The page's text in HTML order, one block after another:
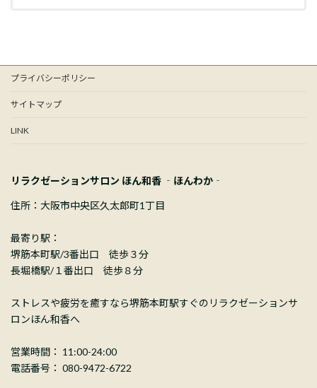
プライバシーポリシー
サイトマップ
LINK
リラクゼーションサロン ほん和香 ‐ほんわか‐
住所：大阪市中央区久太郎町1丁目
最寄り駅：
堺筋本町駅/3番出口 徒歩３分
長堀橋駅/１番出口 徒歩８分
ストレスや疲労を癒すなら堺筋本町駅すぐのリラクゼーションサ
ロンほん和香へ
営業時間： 11:00-24:00
電話番号： 080-9472-6722